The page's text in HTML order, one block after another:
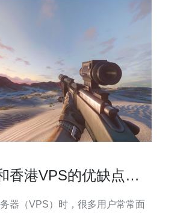
香港VPS的优缺点比
器（VPS）时，很多用户常常面